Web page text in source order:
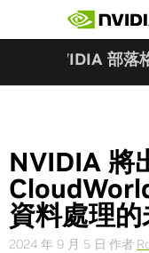
NVIDIA 部落
NVIDIA 將
資料處理
2024 年 9 月 5 日 作者